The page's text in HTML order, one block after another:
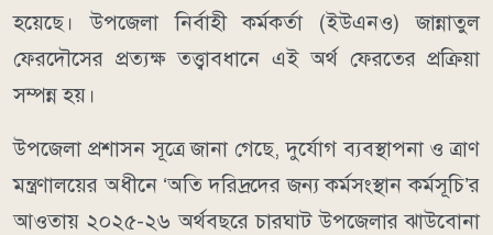
হয়েছে। উপজেলা নির্বাহী কর্মকর্তা (ইউএনও) জান্নাতুল
ফেরদৌসের প্রত্যক্ষ তত্ত্বাবধানে এই অর্থ ফেরতের প্রক্রিয়া
সম্পন্ন হয়।
উপজেলা প্রশাসন সূত্রে জানা গেছে, দুর্যোগ ব্যবস্থাপনা ও ত্রাণ
মন্ত্রণালয়ের অধীনে ‘অতি দরিদ্রদের জন্য কর্মসংস্থান কর্মসূচি’র
আওতায় ২০২৫-২৬ অর্থবছরে চারঘাট উপজেলার ঝাউবোনা